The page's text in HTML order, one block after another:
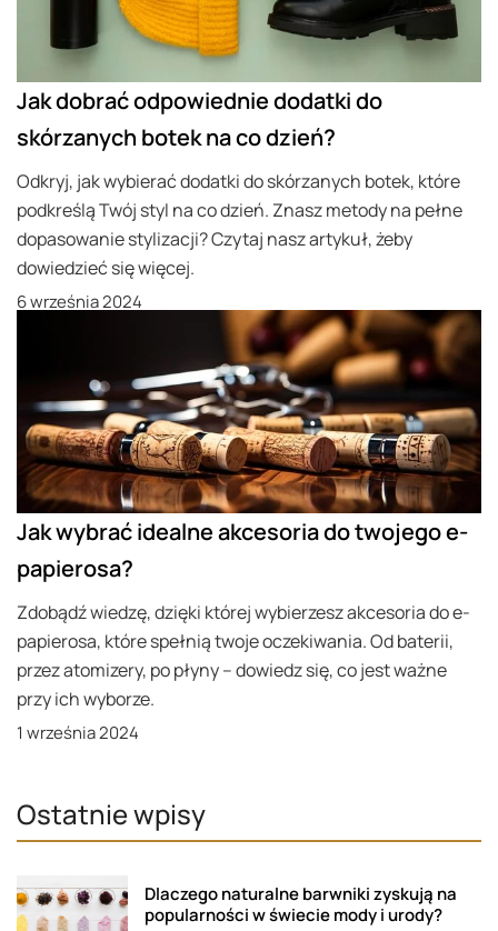
Jak dobrać odpowiednie dodatki do
skórzanych botek na co dzień?
Odkryj, jak wybierać dodatki do skórzanych botek, które
podkreślą Twój styl na co dzień. Znasz metody na pełne
dopasowanie stylizacji? Czytaj nasz artykuł, żeby
dowiedzieć się więcej.
6 września 2024
Jak wybrać idealne akcesoria do twojego e-
papierosa?
Zdobądź wiedzę, dzięki której wybierzesz akcesoria do e-
papierosa, które spełnią twoje oczekiwania. Od baterii,
przez atomizery, po płyny – dowiedz się, co jest ważne
przy ich wyborze.
1 września 2024
Ostatnie wpisy
Dlaczego naturalne barwniki zyskują na
popularności w świecie mody i urody?